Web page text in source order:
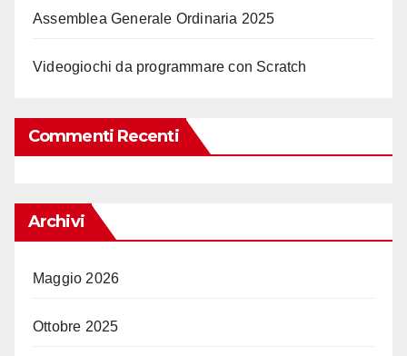
Assemblea Generale Ordinaria 2025
Videogiochi da programmare con Scratch
Commenti Recenti
Archivi
Maggio 2026
Ottobre 2025